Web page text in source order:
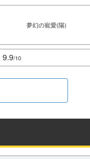
夢幻の寵愛(陽)
9.9/10